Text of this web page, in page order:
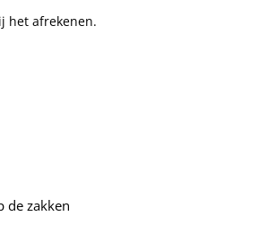
het afrekenen.
de zakken